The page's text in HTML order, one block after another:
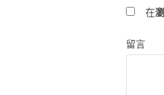
在
留言